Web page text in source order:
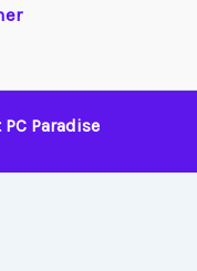
Paradise